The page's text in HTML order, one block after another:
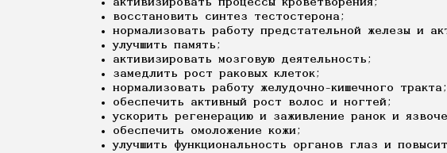
активизировать процессы кроветворения;
восстановить синтез тестостерона;
нормализовать работу предстательной железы и
улучшить память;
активизировать мозговую деятельность;
замедлить рост раковых клеток;
нормализовать работу желудочно-кишечного тракта;
обеспечить активный рост волос и ногтей;
ускорить регенерацию и заживление ранок и
обеспечить омоложение кожи;
улучшить функциональность органов глаз и